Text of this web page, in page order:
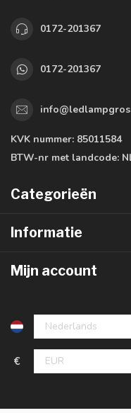
0172-201367
0172-201367
KVK nummer: 85011584
BTW-nr met landcode:
Categorieën
Informatie
Mijn account
€